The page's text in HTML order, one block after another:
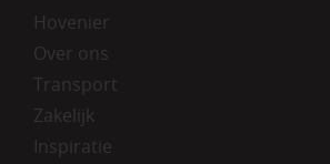
Hovenier
Over ons
Transport
Zakelijk
Inspiratie